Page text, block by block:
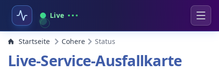
Live
Startseite Cohere Status
Live-Service-Ausfallkarte